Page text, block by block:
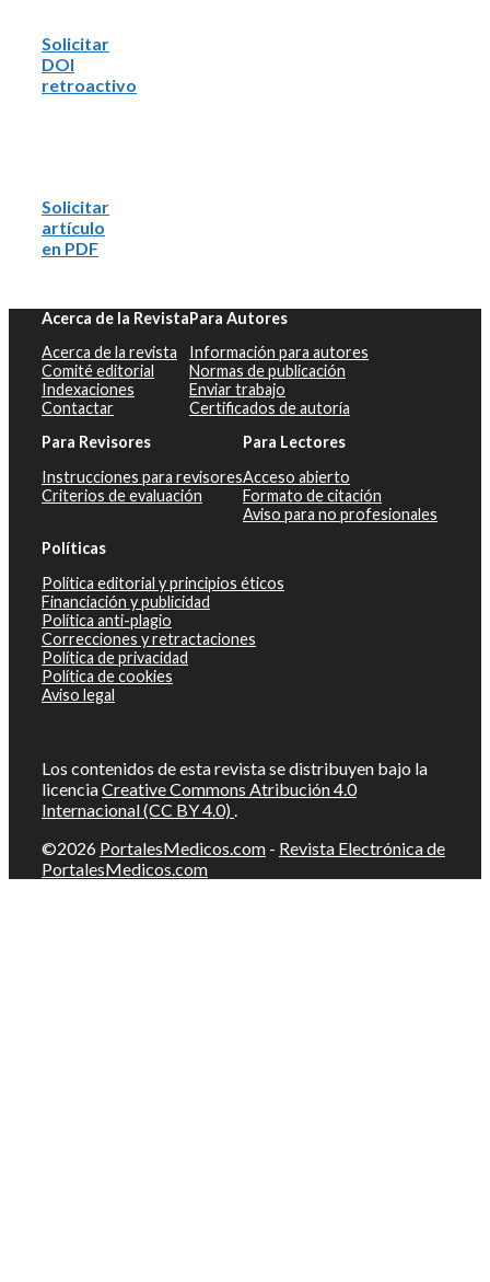
Solicitar
DOI
retroactivo
Solicitar
artículo
en PDF
Acerca de la Revista
Acerca de la revista
Comité editorial
Indexaciones
Contactar
Para Autores
Información para autores
Normas de publicación
Enviar trabajo
Certificados de autoría
Para Revisores
Instrucciones para revisores
Criterios de evaluación
Para Lectores
Acceso abierto
Formato de citación
Aviso para no profesionales
Políticas
Política editorial y principios éticos
Financiación y publicidad
Política anti-plagio
Correcciones y retractaciones
Política de privacidad
Política de cookies
Aviso legal
Los contenidos de esta revista se distribuyen bajo la
licenciaCreative Commons Atribución 4.0
Internacional (CC BY 4.0) .
©2026 PortalesMedicos.com - Revista Electrónica de
PortalesMedicos.com